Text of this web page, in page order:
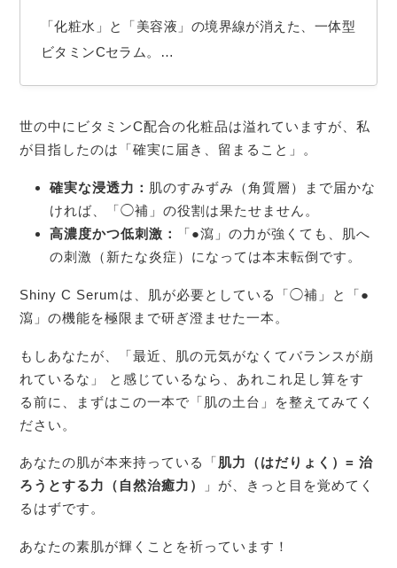
「化粧水」と「美容液」の境界線が消えた、一体型
ビタミンCセラム。
Shiny C Serum（シャイニーシーセラム）− 5,940
円（税込）　※初回限定・全額返金保証あり
■こんな矛盾、感じていませんか?
ビタミンCが肌にいいのは知っている。でも、ピリ
化粧水、美容液、乳液… 重ねるほどに、自分に何
「肌に合うもの」を探し続けて、もう疲れた
─…
世の中にビタミンC配合の化粧品は溢れていますが、私
が目指したのは「確実に届き、留まること」。
確実な浸透力： 肌のすみずみ（角質層）まで届かな
ければ、「◯補」の役割は果たせません。
高濃度かつ低刺激：
「●瀉」の力が強くても、肌へ
の刺激（新たな炎症）になっては本末転倒です。
Shiny C Serumは、肌が必要としている「◯補」と「●
瀉」の機能を極限まで研ぎ澄ませた一本。
もしあなたが、「最近、肌の元気がなくてバランスが崩
れているな」 と感じているなら、あれこれ足し算をす
る前に、まずはこの一本で「肌の土台」を整えてみてく
ださい。
あなたの肌が本来持っている「肌力（はだりょく）= 治
ろうとする力（自然治癒力）
」が、きっと目を覚めてく
るはずです。
あなたの素肌が輝くことを祈っています！